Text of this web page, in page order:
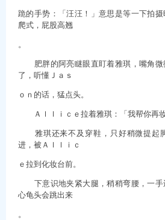
跪的手势：「汪汪！」意思是等一下拍
爬式，屁股高翘
。
肥胖的阿亮瞇眼直盯着雅琪，嘴角微
了，听懂Ｊａｓ
ｏｎ的话，猛点头。
Ａｌｌｉｃｅ拉着雅琪：「我帮你再妆
雅琪还来不及穿鞋，只好稍微提起
进，被Ａｌｌｉｃ
ｅ拉到化妆台前。
下意识地夹紧大腿，稍稍弯腰，一手
心龟头会跳出来
。